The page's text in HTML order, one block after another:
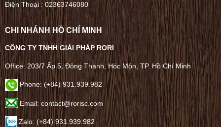
Điện Thoại :02363746080
CHI NHÁNH HỒ CHÍ MINH
CÔNG TY TNHH GIẢI PHÁP RORI
Office: 203/7 Ấp 5, Đông Thạnh, Hóc Môn, TP. Hồ Chí Minh
Phone: (+84) 931.939.982
Email: contact@rorisc.com
Zalo: (+84) 931.939.982